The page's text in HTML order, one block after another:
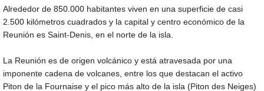
Alrededor de 850.000 habitantes viven en una superficie de casi
2.500 kilómetros cuadrados y la capital y centro económico de la
Reunión es Saint-Denis, en el norte de la isla.
La Reunión es de origen volcánico y está atravesada por una
imponente cadena de volcanes, entre los que destacan el activo
Piton de la Fournaise y el pico más alto de la isla (Piton des Neiges)